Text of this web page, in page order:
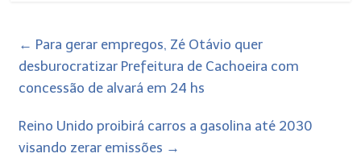
← Para gerar empregos, Zé Otávio quer
desburocratizar Prefeitura de Cachoeira com
concessão de alvará em 24 hs
Reino Unido proibirá carros a gasolina até 2030
visando zerar emissões →